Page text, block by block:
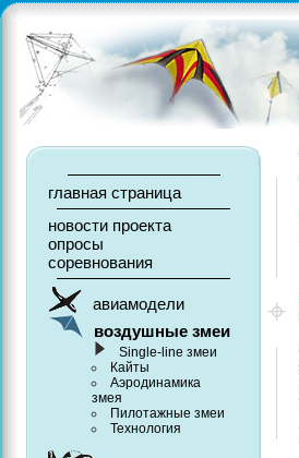
главная страница
новости проекта
опросы
соревнования
авиамодели
воздушные змеи
Single-line змеи
Кайты
Аэродинамика
змея
Пилотажные змеи
Технология